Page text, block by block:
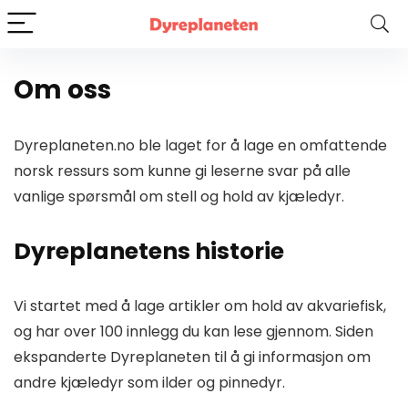
Om oss
Dyreplaneten.no ble laget for å lage en omfattende
norsk ressurs som kunne gi leserne svar på alle
vanlige spørsmål om stell og hold av kjæledyr.
Dyreplanetens historie
Vi startet med å lage artikler om hold av akvariefisk,
og har over 100 innlegg du kan lese gjennom. Siden
ekspanderte Dyreplaneten til å gi informasjon om
andre kjæledyr som ilder og pinnedyr.